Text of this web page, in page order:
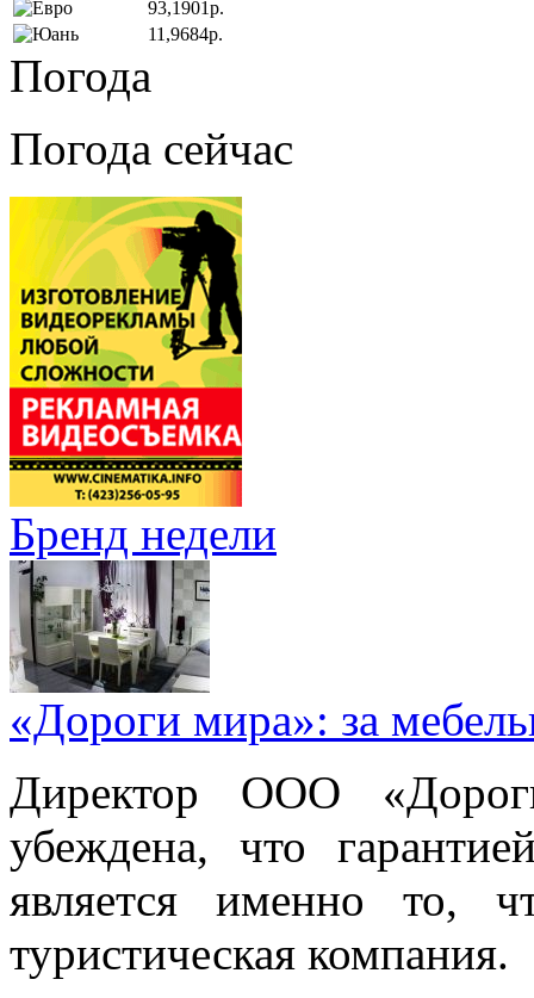
93,1901р.
11,9684р.
Погода
Погода сейчас
Бренд недели
«Дороги мира»: за
Директор ООО
убеждена, что
является именно то,
туристическая компания.